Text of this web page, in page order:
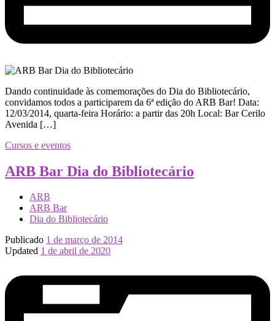
Dando continuidade às comemorações do Dia do Bibliotecário,
convidamos todos a participarem da 6ª edição do ARB Bar! Data:
12/03/2014, quarta-feira Horário: a partir das 20h Local: Bar Cerilo
Avenida […]
Cursos e eventos
ARB Bar Dia do Bibliotecário
ARB
ARB Bar
Dia do Bibliotecário
Publicado 1 de março de 2014
Updated 1 de abril de 2020